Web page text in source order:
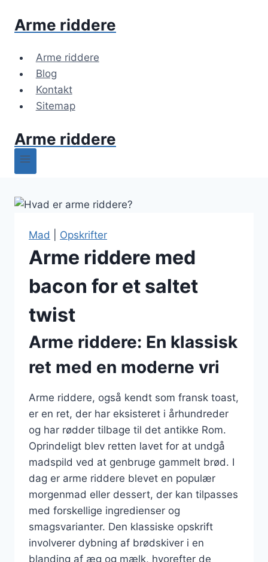
Arme riddere
Arme riddere
Blog
Kontakt
Sitemap
Arme riddere
Mad Opskrifter
Arme riddere med
bacon for et saltet
twist
Arme riddere: En klassisk
ret med en moderne vri
Arme riddere, også kendt som fransk toast,
er en ret, der har eksisteret i århundreder
og har rødder tilbage til det antikke Rom.
Oprindeligt blev retten lavet for at undgå
madspild ved at genbruge gammelt brød. I
dag er arme riddere blevet en populær
morgenmad eller dessert, der kan tilpasses
med forskellige ingredienser og
smagsvarianter. Den klassiske opskrift
involverer dybning af brødskiver i en
blanding af æg og mælk, hvorefter de